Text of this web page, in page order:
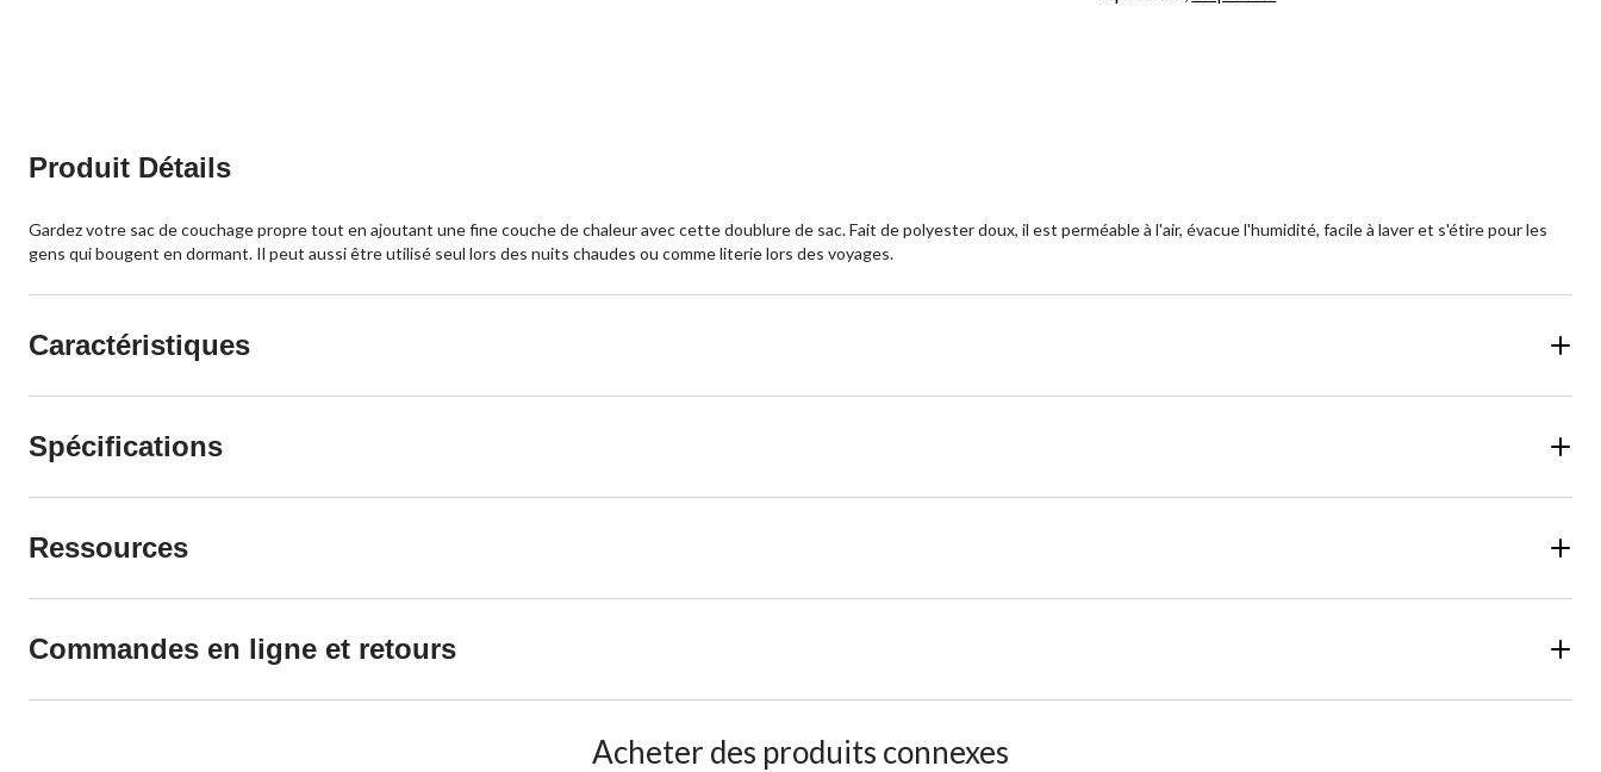
Produit Détails
Gardez votre sac de couchage propre tout en ajoutant une fine couche de chaleur avec cette doublure de sac. Fait de polyester doux, il est perméable à l'air, évacue l'humidité, facile à laver et s'étire pour les
gens qui bougent en dormant. Il peut aussi être utilisé seul lors des nuits chaudes ou comme literie lors des voyages.
Caractéristiques
Spécifications
Ressources
Commandes en ligne et retours
Acheter des produits connexes